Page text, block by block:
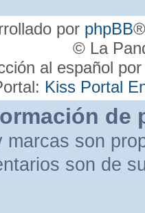
por phpBB
© La
al español
Kiss Portal
de
marcas son
son de